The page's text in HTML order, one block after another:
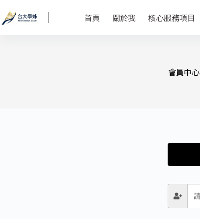
首頁 關於我 核心服務項目
會員中心